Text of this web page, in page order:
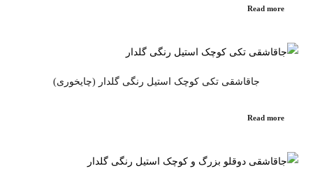
Read more
جاقاشقی تکی کوچک استیل رنگی گلدار (چایخوری)
Read more